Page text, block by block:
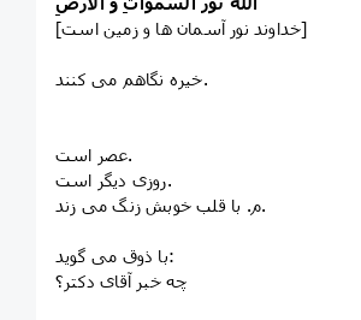
[خداوند نور آسمان ها و زمین است]
خیره نگاهم می کنند.
عصر است.
روزی دیگر است.
م. با قلب خوبش زنگ می زند.
با ذوق می گوید:
چه خبر آقای دکتر؟